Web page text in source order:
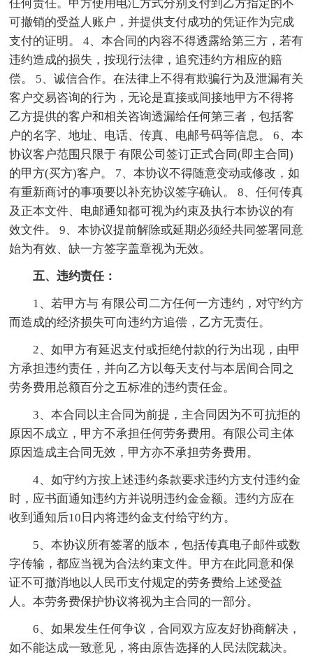
任何责任。甲方使用电汇方式分别支付到乙方指定的不
可撤销的受益人账户，并提供支付成功的凭证作为完成
支付的证明。 4、本合同的内容不得透露给第三方，若有
违约造成的损失，按现行法律，追究违约方相应的赔
偿。 5、诚信合作。在法律上不得有欺骗行为及泄漏有关
客户交易咨询的行为，无论是直接或间接地甲方不得将
乙方提供的客户和相关咨询透漏给任何第三者，包括客
户的名字、地址、电话、传真、电邮号码等信息。 6、本
协议客户范围只限于 有限公司签订正式合同(即主合同)
的甲方(买方)客户。 7、本协议不得随意变动或修改，如
有重新商讨的事项要以补充协议签字确认。 8、任何传真
及正本文件、电邮通知都可视为约束及执行本协议的有
效文件。 9、本协议提前解除或延期必须经共同签署同意
始为有效、缺一方签字盖章视为无效。
五、违约责任：
1、若甲方与 有限公司二方任何一方违约，对守约方
而造成的经济损失可向违约方追偿，乙方无责任。
2、如甲方有延迟支付或拒绝付款的行为出现，由甲
方承担违约责任，并向乙方以每天支付与本居间合同之
劳务费用总额百分之五标准的违约责任金。
3、本合同以主合同为前提，主合同因为不可抗拒的
原因不成立，甲方不承担任何劳务费用。有限公司主体
原因造成主合同无效，甲方亦不承担劳务费用。
4、如守约方按上述违约条款要求违约方支付违约金
时，应书面通知违约方并说明违约金金额。违约方应在
收到通知后10日内将违约金支付给守约方。
5、本协议所有签署的版本，包括传真电子邮件或数
字传输，都应当视为合法约束文件。甲方在此同意和保
证不可撤消地以人民币支付规定的劳务费给上述受益
人。本劳务费保护协议将视为主合同的一部分。
6、如果发生任何争议，合同双方应友好协商解决，
如不能达成一致意见，将由原告选择的人民法院裁决。